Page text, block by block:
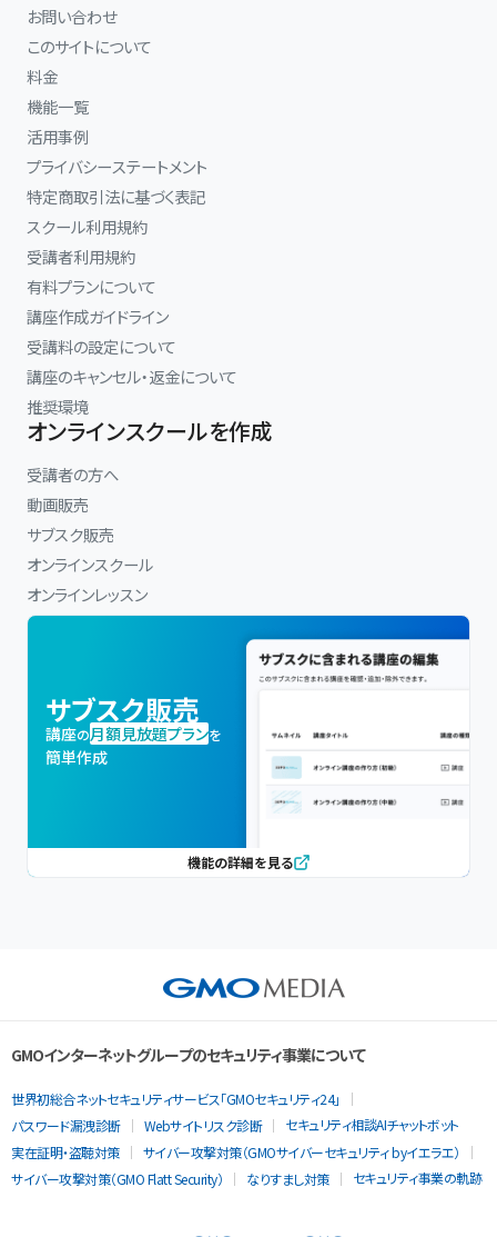
お問い合わせ
このサイトについて
料金
機能一覧
活用事例
プライバシーステートメント
特定商取引法に基づく表記
スクール利用規約
受講者利用規約
有料プランについて
講座作成ガイドライン
受講料の設定について
講座のキャンセル・返金について
推奨環境
オンラインスクールを作成
受講者の方へ
動画販売
サブスク販売
オンラインスクール
オンラインレッスン
サブスク販売
講座の月額見放題プランを
簡単作成
機能の詳細を見る
GMOインターネットグループのセキュリティ事業について
世界初総合ネットセキュリティサービス「GMOセキュリティ24」
パスワード漏洩診断
Webサイトリスク診断
セキュリティ相談AIチャットボット
実在証明・盗聴対策
サイバー攻撃対策（GMOサイバーセキュリティ byイエラエ）
サイバー攻撃対策（GMO Flatt Security）
なりすまし対策 セキュリティ事業の軌跡